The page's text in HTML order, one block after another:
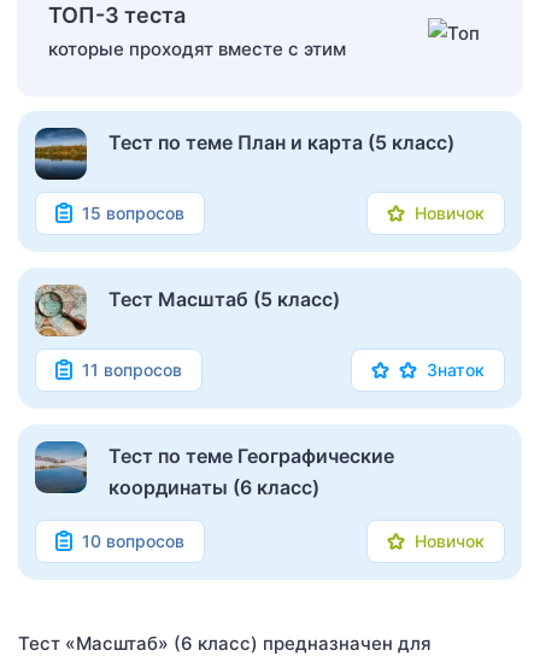
ТОП-3 теста
которые проходят вместе с этим
Тест по теме План и карта (5 класс)
15 вопросов Новичок
Тест Масштаб (5 класс)
11 вопросов Знаток
Тест по теме Географические
координаты (6 класс)
10 вопросов Новичок
Тест «Масштаб» (6 класс) предназначен для